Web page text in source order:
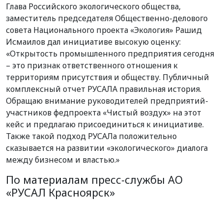
Глава Российского экологического общества,
заместитель председателя Общественно-делового
совета Национального проекта «Экология» Рашид
Исмаилов дал инициативе высокую оценку:
«Открытость промышленного предприятия сегодня
– это признак ответственного отношения к
территориям присутствия и обществу. Публичный
комплексный отчет РУСАЛА правильная история.
Обращаю внимание руководителей предприятий-
участников федпроекта «Чистый воздух» на этот
кейс и предлагаю присоединиться к инициативе.
Также такой подход РУСАЛа положительно
сказывается на развитии «экологического» диалога
между бизнесом и властью.»
По материалам пресс-службы АО
«РУСАЛ Красноярск»